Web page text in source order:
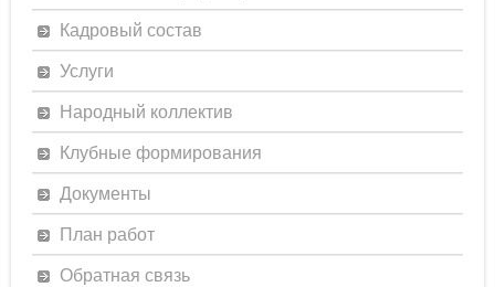
Кадровый состав
Услуги
Народный коллектив
Клубные формирования
Документы
План работ
Обратная связь